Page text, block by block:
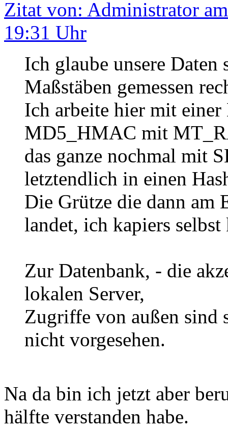
Zitat von: Administrator
19:31 Uhr
Ich glaube unsere
Maßstäben gemessen
Ich arbeite hier mit
MD5_HMAC mit
das ganze nochmal mit
letztendlich in einen
Die Grütze die dann am
landet, ich kapiers
Zur Datenbank, - die
lokalen Server,
Zugriffe von außen sind
nicht vorgesehen.
Na da bin ich jetzt aber
hälfte verstanden habe.